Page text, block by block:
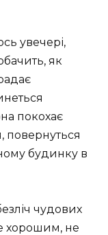
увечері,
як
покохає
повернуться
будинку в
чудових
хорошим, не